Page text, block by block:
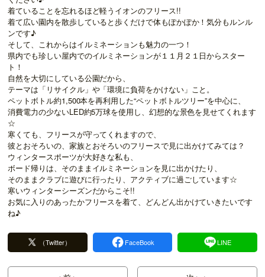
着ていることを忘れるほど軽うイオンのフリース!!
着て広い園内を散歩していると歩くだけで体もぽかぽか！気分もルンル
ンです♪
そして、これからはイルミネーションも魅力の一つ！
県内でも珍しい屋内でのイルミネーションが１１月２１日からスター
ト！
自然を大切にしている公園だから、
テーマは「リサイクル」や「環境に負荷をかけない」こと。
ペットボトル約1,500本を再利用した“ペットボトルツリー”を中心に、
消費電力の少ないLED約5万球を使用し、幻想的な景色を見せてくれます
☆
寒くても、フリースが守ってくれますので、
彼とおそろいの、家族とおそろいのフリースで見に出かけてみては？
ウィンタースポーツが大好きな私も、
ボード帰りは、そのままイルミネーションを見に出かけたり、
そのままクラブに遊びに行ったり、アクティブに過ごしています☆
寒いウィンターシーズンだからこそ!!
お気に入りのあったかフリースを着て、どんどん出かけていきたいです
ね♪
（Twitter） FaceBook LINE